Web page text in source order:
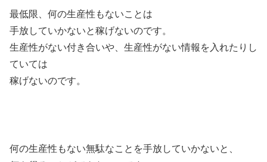
最低限、何の生産性もないことは
手放していかないと稼げないのです。
生産性がない付き合いや、生産性がない情報を入れたりし
ていては
稼げないのです。
何の生産性もない無駄なことを手放していかないと、